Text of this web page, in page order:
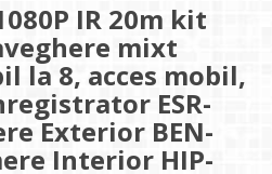
IR 20m kit
mixt
la 8, acces mobil,
ESR-
Exterior BEN-
Interior HIP-